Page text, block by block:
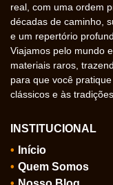
real, com uma ordem
décadas de caminho,
e um repertório
Viajamos pelo mundo
materiais raros,
para que você
clássicos e às
INSTITUCIONAL
Início
Quem Somos